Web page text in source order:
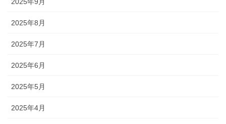
2025年8月
2025年7月
2025年6月
2025年5月
2025年4月